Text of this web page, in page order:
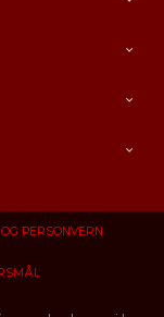
PERSONVERN